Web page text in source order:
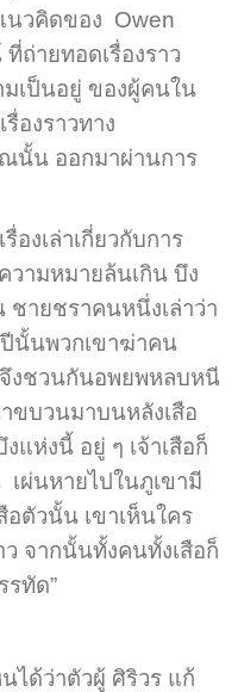
นวคิดของ Owen
ถ่ายทอดเรื่องราว
เป็นอยู่ ของผู้คนใน
องราวทาง
นั้น ออกมาผ่านการ
เล่าเกี่ยวกับการ
วามหมายล้นเกิน บึง
ชายชราคนหนึ่งเล่าว่า
นั้นพวกเขาฆ่าคน
งชวนกันอพยพหลบหนี
ขบวนมาบนหลังเสือ
แห่งนี้ อยู่ ๆ เจ้าเสือก็
ผ่นหายไปในภูเขามี
อตัวนั้น เขาเห็นใคร
จากนั้นทั้งคนทั้งเสือก็
รทัด”
ว่าตัวผู้ ศิริวร แก้